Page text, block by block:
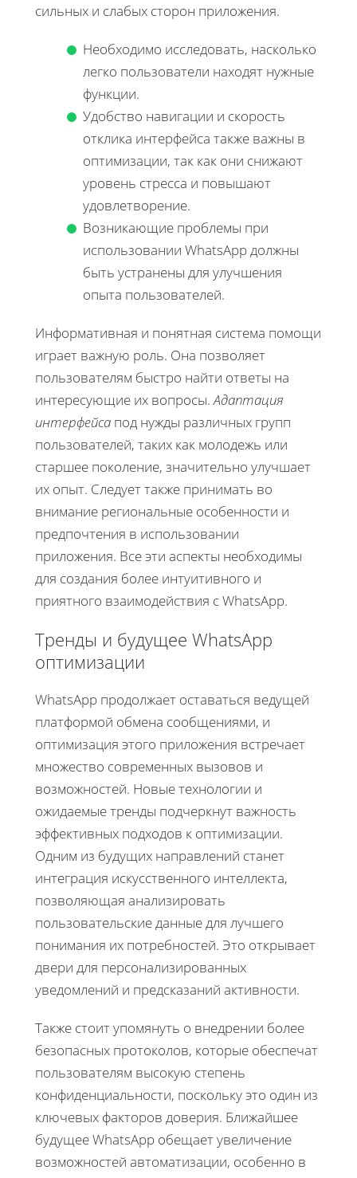
сильных и слабых сторон приложения.
Необходимо исследовать, насколько
легко пользователи находят нужные
функции.
Удобство навигации и скорость
отклика интерфейса также важны в
оптимизации, так как они снижают
уровень стресса и повышают
удовлетворение.
Возникающие проблемы при
использовании WhatsApp должны
быть устранены для улучшения
опыта пользователей.
Информативная и понятная система помощи
играет важную роль. Она позволяет
пользователям быстро найти ответы на
интересующие их вопросы.Адаптация
интерфейса под нужды различных групп
пользователей, таких как молодежь или
старшее поколение, значительно улучшает
их опыт. Следует также принимать во
внимание региональные особенности и
предпочтения в использовании
приложения. Все эти аспекты необходимы
для создания более интуитивного и
приятного взаимодействия с WhatsApp.
Тренды и будущее WhatsApp
оптимизации
WhatsApp продолжает оставаться ведущей
платформой обмена сообщениями, и
оптимизация этого приложения встречает
множество современных вызовов и
возможностей. Новые технологии и
ожидаемые тренды подчеркнут важность
эффективных подходов к оптимизации.
Одним из будущих направлений станет
интеграция искусственного интеллекта,
позволяющая анализировать
пользовательские данные для лучшего
понимания их потребностей. Это открывает
двери для персонализированных
уведомлений и предсказаний активности.
Также стоит упомянуть о внедрении более
безопасных протоколов, которые обеспечат
пользователям высокую степень
конфиденциальности, поскольку это один из
ключевых факторов доверия. Ближайшее
будущее WhatsApp обещает увеличение
возможностей автоматизации, особенно в